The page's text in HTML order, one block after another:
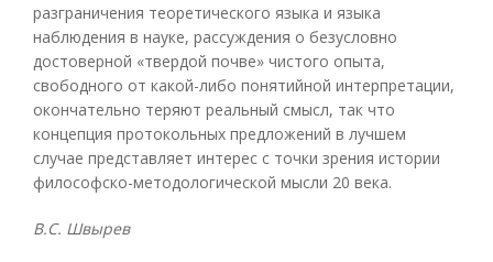
разграничения теоретического языка и языка
наблюдения в науке, рассуждения о безусловно
достоверной «твердой почве» чистого опыта,
свободного от какой-либо понятийной интерпретации,
окончательно теряют реальный смысл, так что
концепция протокольных предложений в лучшем
случае представляет интерес с точки зрения истории
философско-методологической мысли 20 века.
В.С. Швырев